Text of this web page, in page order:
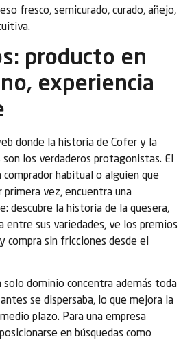
fresco, semicurado, curado, añejo,
producto en
experiencia
donde la historia de Cofer y la
son los verdaderos protagonistas. El
comprador habitual o alguien que
primera vez, encuentra una
descubre la historia de la quesera,
entre sus variedades, ve los premios
compra sin fricciones desde el
solo dominio concentra además toda
se dispersaba, lo que mejora la
plazo. Para una empresa
en búsquedas como